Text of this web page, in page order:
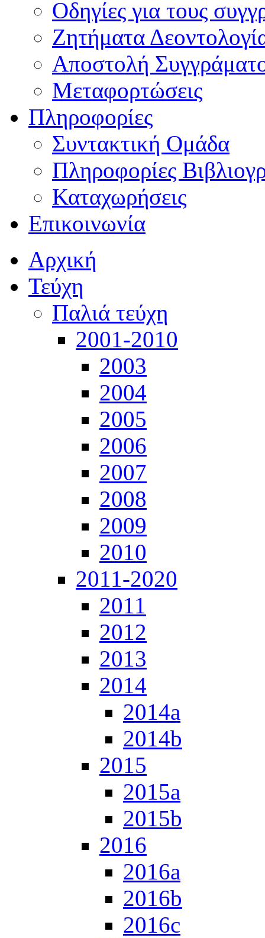
Οδηγίες για τους
Ζητήματα
Αποστολή
Μεταφορτώσεις
Πληροφορίες
Συντακτική Ομάδα
Πληροφορίες
Καταχωρήσεις
Επικοινωνία
Αρχική
Τεύχη
Παλιά τεύχη
2001-2010
2003
2004
2005
2006
2007
2008
2009
2010
2011-2020
2011
2012
2013
2014
2014a
2014b
2015
2015a
2015b
2016
2016a
2016b
2016c